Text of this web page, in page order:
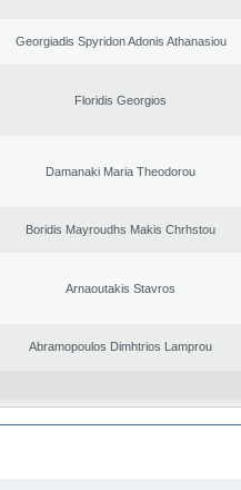
Georgiadis Spyridon Adonis Athanasiou
Floridis Georgios
Damanaki Maria Theodorou
Boridis Mayroudhs Makis Chrhstou
Arnaoutakis Stavros
Abramopoulos Dimhtrios Lamprou